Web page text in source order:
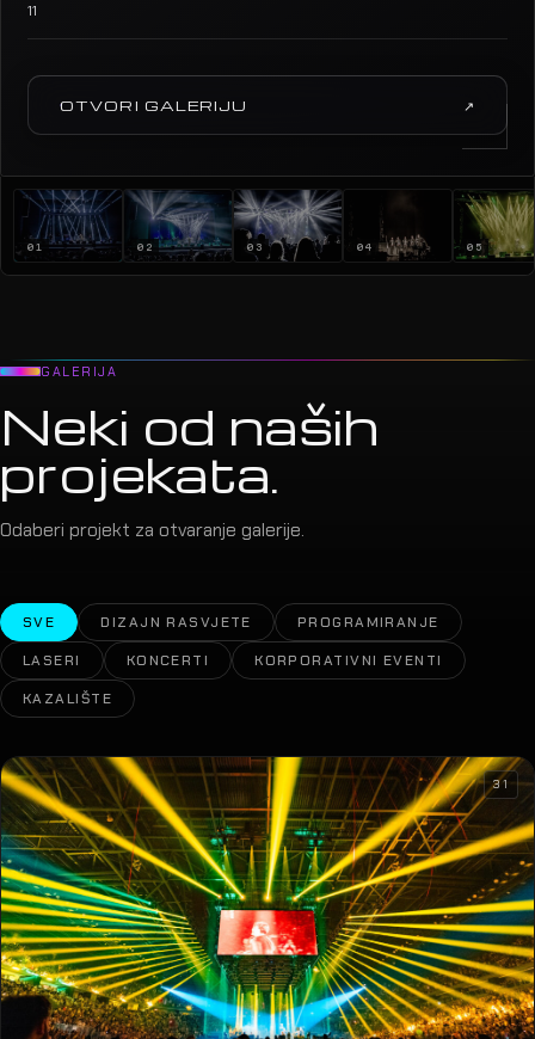
11
OTVORI GALERIJU ↗
01 02 03 04 05
GALERIJA
Neki od naših
projekata.
Odaberi projekt za otvaranje galerije.
SVE DIZAJN RASVJETE
PROGRAMIRANJE
LASERI
KONCERTI
KORPORATIVNI EVENTI
KAZALIŠTE
31